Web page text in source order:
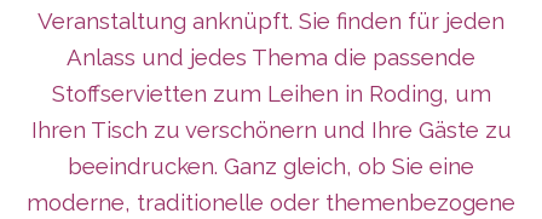
Veranstaltung anknüpft. Sie finden für jeden
Anlass und jedes Thema die passende
Stoffservietten zum Leihen in Roding, um
Ihren Tisch zu verschönern und Ihre Gäste zu
beeindrucken. Ganz gleich, ob Sie eine
moderne, traditionelle oder themenbezogene